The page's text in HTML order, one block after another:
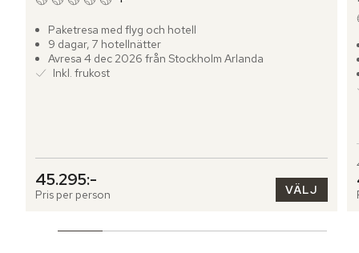
Paketresa med flyg och hotell
9 dagar, 7 hotellnätter
Avresa 4 dec 2026 från Stockholm Arlanda
Inkl. frukost
45.295:-
Pris per person VÄLJ